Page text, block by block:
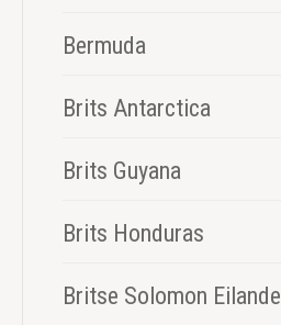
Bermuda
Brits Antarctica
Brits Guyana
Brits Honduras
Britse Solomon